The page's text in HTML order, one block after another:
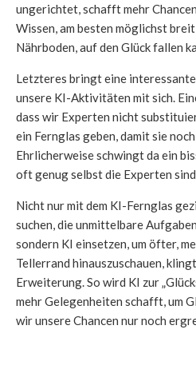
ungerichtet, schafft mehr
Wissen, am besten möglichst
Nährboden, auf den Glück fallen
Letzteres bringt eine
unsere KI-Aktivitäten mit sich.
dass wir Experten nicht
ein Fernglas geben, damit sie
Ehrlicherweise schwingt da ein
oft genug selbst die Experten
Nicht nur mit dem KI-Fernglas
suchen, die unmittelbare
sondern KI einsetzen, um öfter,
Tellerrand hinauszuschauen,
Erweiterung. So wird KI zur
mehr Gelegenheiten schafft, um
wir unsere Chancen nur noch